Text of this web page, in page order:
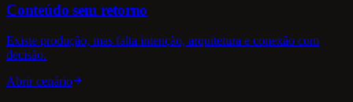
Conteúdo sem retorno
Existe produção, mas falta intenção, arquitetura e conexão com
decisão.
Abrir cenário